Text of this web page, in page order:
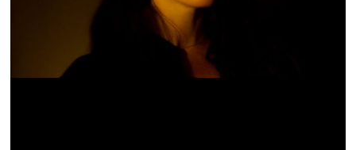
Photo 1 : Lucy Railton, © Jose M Spínola | Photos
suivantes : Lucy railton, Blue Veil, Biennale Son
2025, en collaboration avec la Schubertiade RTS
Espace 2, photo Olivier Lovey, © Biennale Son